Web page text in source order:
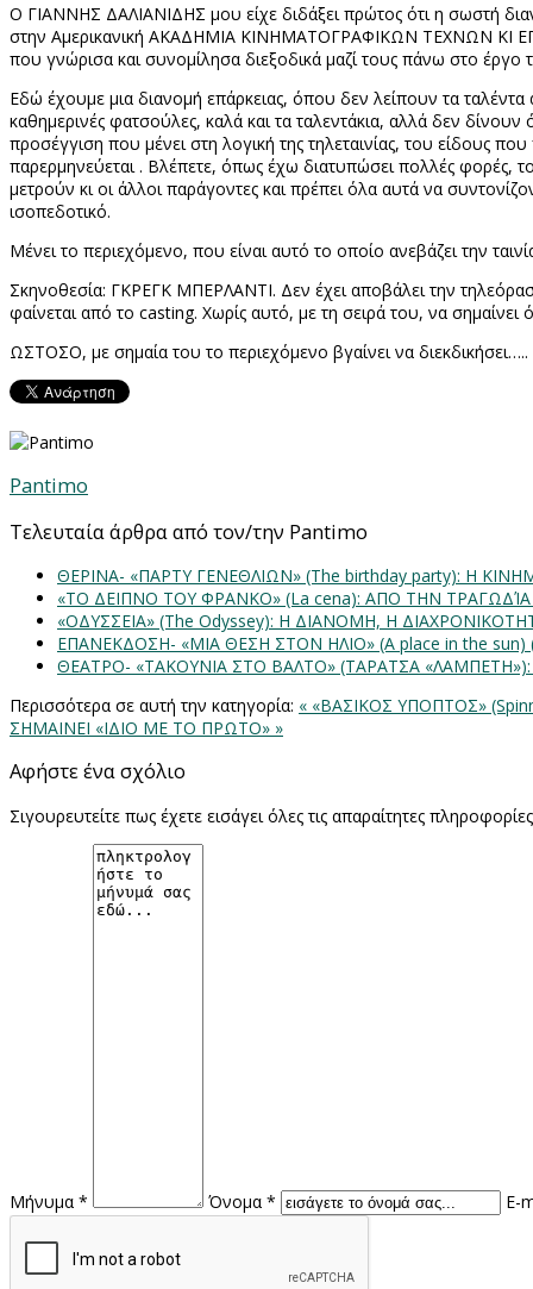
Ο ΓΙΑΝΝΗΣ ΔΑΛΙΑΝΙΔΗΣ μου είχε διδάξει πρώτος ότι η σωστή
στην Αμερικανική ΑΚΑΔΗΜΙΑ ΚΙΝΗΜΑΤΟΓΡΑΦΙΚΩΝ ΤΕΧΝΩΝ ΚΙ
που γνώρισα και συνομίλησα διεξοδικά μαζί τους πάνω στο έργο
Εδώ έχουμε μια διανομή επάρκειας, όπου δεν λείπουν τα
καθημερινές φατσούλες, καλά και τα ταλεντάκια, αλλά δεν
προσέγγιση που μένει στη λογική της τηλεταινίας, του είδους
παρερμηνεύεται . Βλέπετε, όπως έχω διατυπώσει πολλές φορές,
μετρούν κι οι άλλοι παράγοντες και πρέπει όλα αυτά να
ισοπεδοτικό.
Μένει το περιεχόμενο, που είναι αυτό το οποίο ανεβάζει την
Σκηνοθεσία: ΓΚΡΕΓΚ ΜΠΕΡΛΑΝΤΙ. Δεν έχει αποβάλει την
φαίνεται από το casting. Χωρίς αυτό, με τη σειρά του, να σημαίνει
ΩΣΤΟΣΟ, με σημαία του το περιεχόμενο βγαίνει να διεκδικήσει…..
Pantimo
Τελευταία άρθρα από τον/την Pantimo
ΘΕΡΙΝΑ- «ΠΑΡΤΥ ΓΕΝΕΘΛΙΩΝ» (The birthday party): H
«ΤΟ ΔΕΙΠΝΟ ΤΟΥ ΦΡΑΝΚΟ» (La cena): ΑΠΟ ΤΗΝ
«ΟΔΥΣΣΕΙΑ» (The Odyssey): Η ΔΙΑΝΟΜΗ, Η
ΕΠΑΝΕΚΔΟΣΗ- «ΜΙΑ ΘΕΣΗ ΣΤΟΝ ΗΛΙΟ» (Α place in the
ΘΕΑΤΡΟ- «ΤΑΚΟΥΝΙΑ ΣΤΟ ΒΑΛΤΟ» (ΤΑΡΑΤΣΑ
Περισσότερα σε αυτή την κατηγορία: « «ΒΑΣΙΚΟΣ ΥΠΟΠΤΟΣ»
ΣΗΜΑΙΝΕΙ «ΙΔΙΟ ΜΕ ΤΟ ΠΡΩΤΟ» »
Αφήστε ένα σχόλιο
Σιγουρευτείτε πως έχετε εισάγει όλες τις απαραίτητες
Μήνυμα * Όνομα * E-